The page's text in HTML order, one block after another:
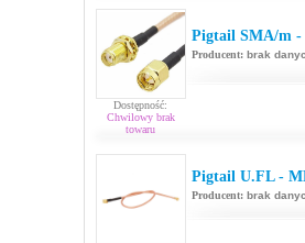
Dostępność:
Chwilowy brak
towaru
Pigtail SMA/m -
Producent: brak
Pigtail U.FL -
Producent: brak